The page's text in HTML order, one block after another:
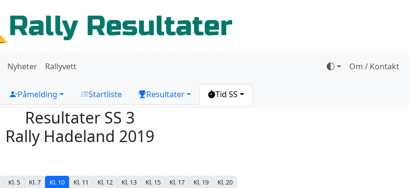
Rally Resultater
Nyheter Rallyvett Om / Kontakt
Påmelding Startliste Resultater Tid SS
Resultater SS 3
Rally Hadeland 2019
Kl. 5 Kl. 7 Kl. 10 Kl. 11 Kl. 12 Kl. 13 Kl. 15 Kl. 17 Kl. 19 Kl. 20